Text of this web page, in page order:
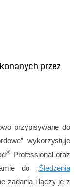
przez
przypisywane do
wykorzystuje
®Professional oraz
do „Śledzenia
zadania i łączy je z